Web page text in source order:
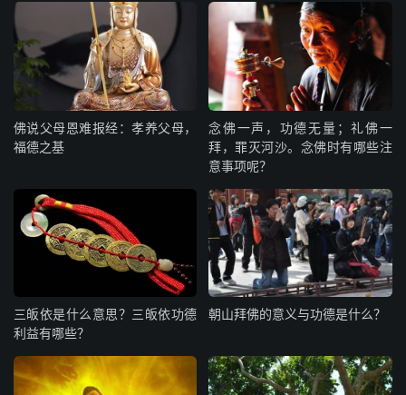
佛说父母恩难报经：孝养父母，
福德之基
念佛一声，功德无量；礼佛一
拜，罪灭河沙。念佛时有哪些注
意事项呢？
三皈依是什么意思？三皈依功德
利益有哪些？
朝山拜佛的意义与功德是什么？